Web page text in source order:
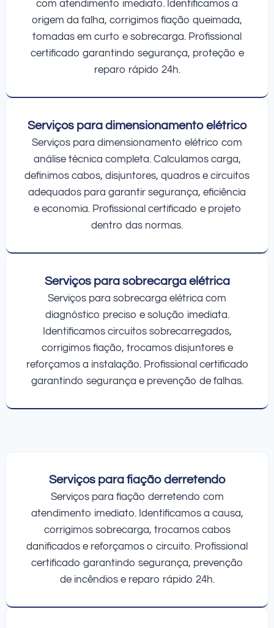
com atendimento imediato. Identificamos a
origem da falha, corrigimos fiação queimada,
tomadas em curto e sobrecarga. Profissional
certificado garantindo segurança, proteção e
reparo rápido 24h.
Serviços para dimensionamento elétrico
Serviços para dimensionamento elétrico com
análise técnica completa. Calculamos carga,
definimos cabos, disjuntores, quadros e circuitos
adequados para garantir segurança, eficiência
e economia. Profissional certificado e projeto
dentro das normas.
Serviços para sobrecarga elétrica
Serviços para sobrecarga elétrica com
diagnóstico preciso e solução imediata.
Identificamos circuitos sobrecarregados,
corrigimos fiação, trocamos disjuntores e
reforçamos a instalação. Profissional certificado
garantindo segurança e prevenção de falhas.
Serviços para fiação derretendo
Serviços para fiação derretendo com
atendimento imediato. Identificamos a causa,
corrigimos sobrecarga, trocamos cabos
danificados e reforçamos o circuito. Profissional
certificado garantindo segurança, prevenção
de incêndios e reparo rápido 24h.